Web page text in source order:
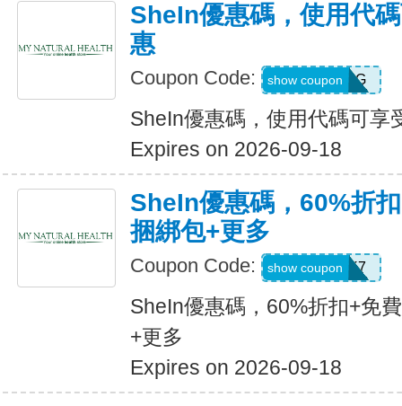
SheIn優惠碼，使用代
惠
Coupon Code: 9N6U25G
show coupon
SheIn優惠碼，使用代碼可享
Expires on 2026-09-18
SheIn優惠碼，60%折
捆綁包+更多
Coupon Code: HBPK7
show coupon
SheIn優惠碼，60%折扣+免
+更多
Expires on 2026-09-18